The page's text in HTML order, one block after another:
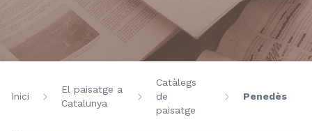
Inici
El paisatge a
Catalunya
Catàlegs
de
paisatge
Penedès